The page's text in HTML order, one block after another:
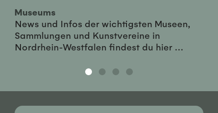
Museums
News und Infos der wichtigsten Museen,
Sammlungen und Kunstvereine in
Nordrhein-Westfalen findest du hier ...